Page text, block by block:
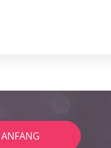
ANFANG